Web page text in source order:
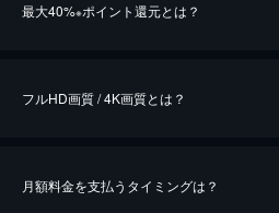
最大40%※ポイント還元とは？
※40％ポイント還元の対象は、クレジットカード決
iOSアプリのUコイン決済による作品の購入 / レ
フルHD画質 / 4K画質とは？
月額料金を支払うタイミングは？